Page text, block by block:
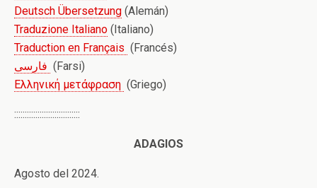
Deutsch Übersetzung (Alemán)
Traduzione Italiano (Italiano)
Traduction en Français (Francés)
(Farsi)
Ελληνική μετάφραση (Griego)
:::::::::::::::::::::::::::::::
ADAGIOS
Agosto del 2024.